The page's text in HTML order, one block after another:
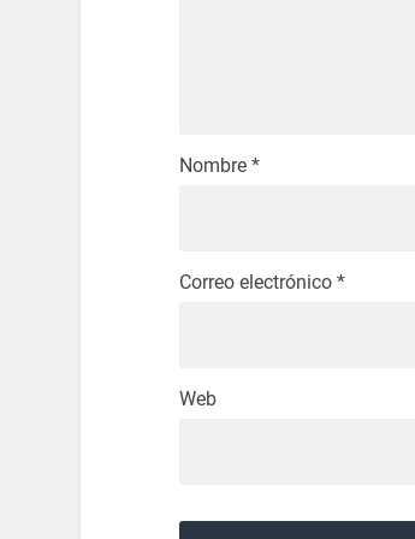
Nombre *
Correo electrónico *
Web